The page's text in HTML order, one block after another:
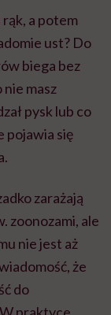
rąk, a potem
ust? Do
biega bez
nie masz
pysk lub co
pojawia się
zarażają
zoonozami, ale
nie jest aż
że
do